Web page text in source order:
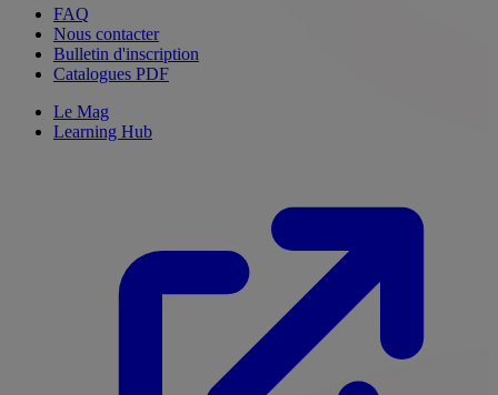
FAQ
Nous contacter
Bulletin d'inscription
Catalogues PDF
Le Mag
Learning Hub